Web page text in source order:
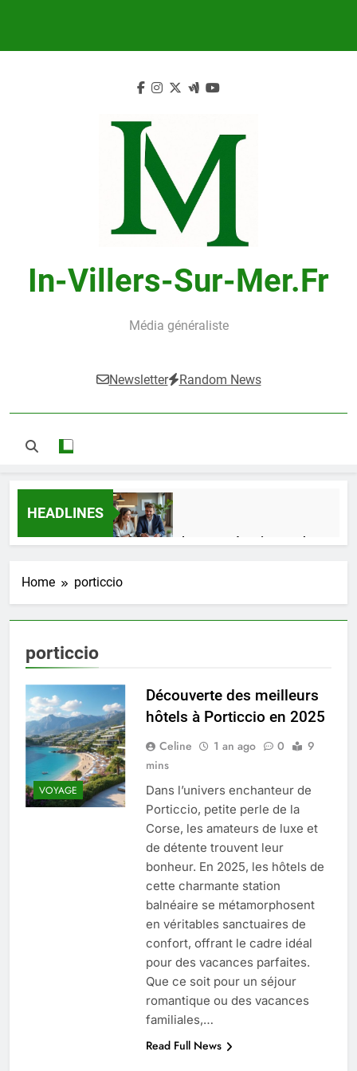
In-Villers-Sur-Mer.fr
Média généraliste
Newsletter Random News
HEADLINES
Guide complet pour réussir un achat
1 Semaine Ago
Quel est le salaire de Myriam Seurat en
2025 ?
4 Mois Ago
Okrami : comprendre ses
fonctionnalités clés et avantages
4 Mois Ago
Découvrez notre test d’orientation
gratuit spécialement conçu pour
collégiens et lycéens
4 Mois Ago
Liste complète des marques
rezoactif.com à connaître en 2025
4 Mois Ago
Home porticcio
porticcio
VOYAGE
Découverte des meilleurs
hôtels à Porticcio en 2025
Celine 1 an ago 0
9
mins
Dans l’univers enchanteur de
Porticcio, petite perle de la
Corse, les amateurs de luxe et
de détente trouvent leur
bonheur. En 2025, les hôtels de
cette charmante station
balnéaire se métamorphosent
en véritables sanctuaires de
confort, offrant le cadre idéal
pour des vacances parfaites.
Que ce soit pour un séjour
romantique ou des vacances
familiales,…
Read Full News